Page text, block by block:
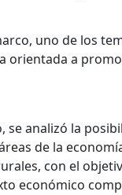
uno de los
orientada a
se analizó la
de la
con el
económico